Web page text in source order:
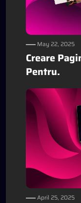
May 22, 2025
Creare
Pentru.
April 25, 2025